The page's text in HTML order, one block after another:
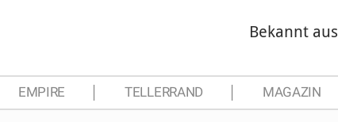
Bekannt aus
EMPIRE TELLERRAND MAGAZIN